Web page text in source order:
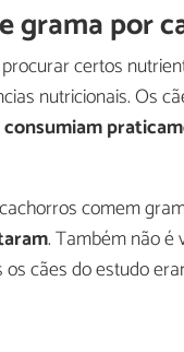
grama por
certos
nutricionais. Os
consumiam
comem
. Também não é
cães do estudo